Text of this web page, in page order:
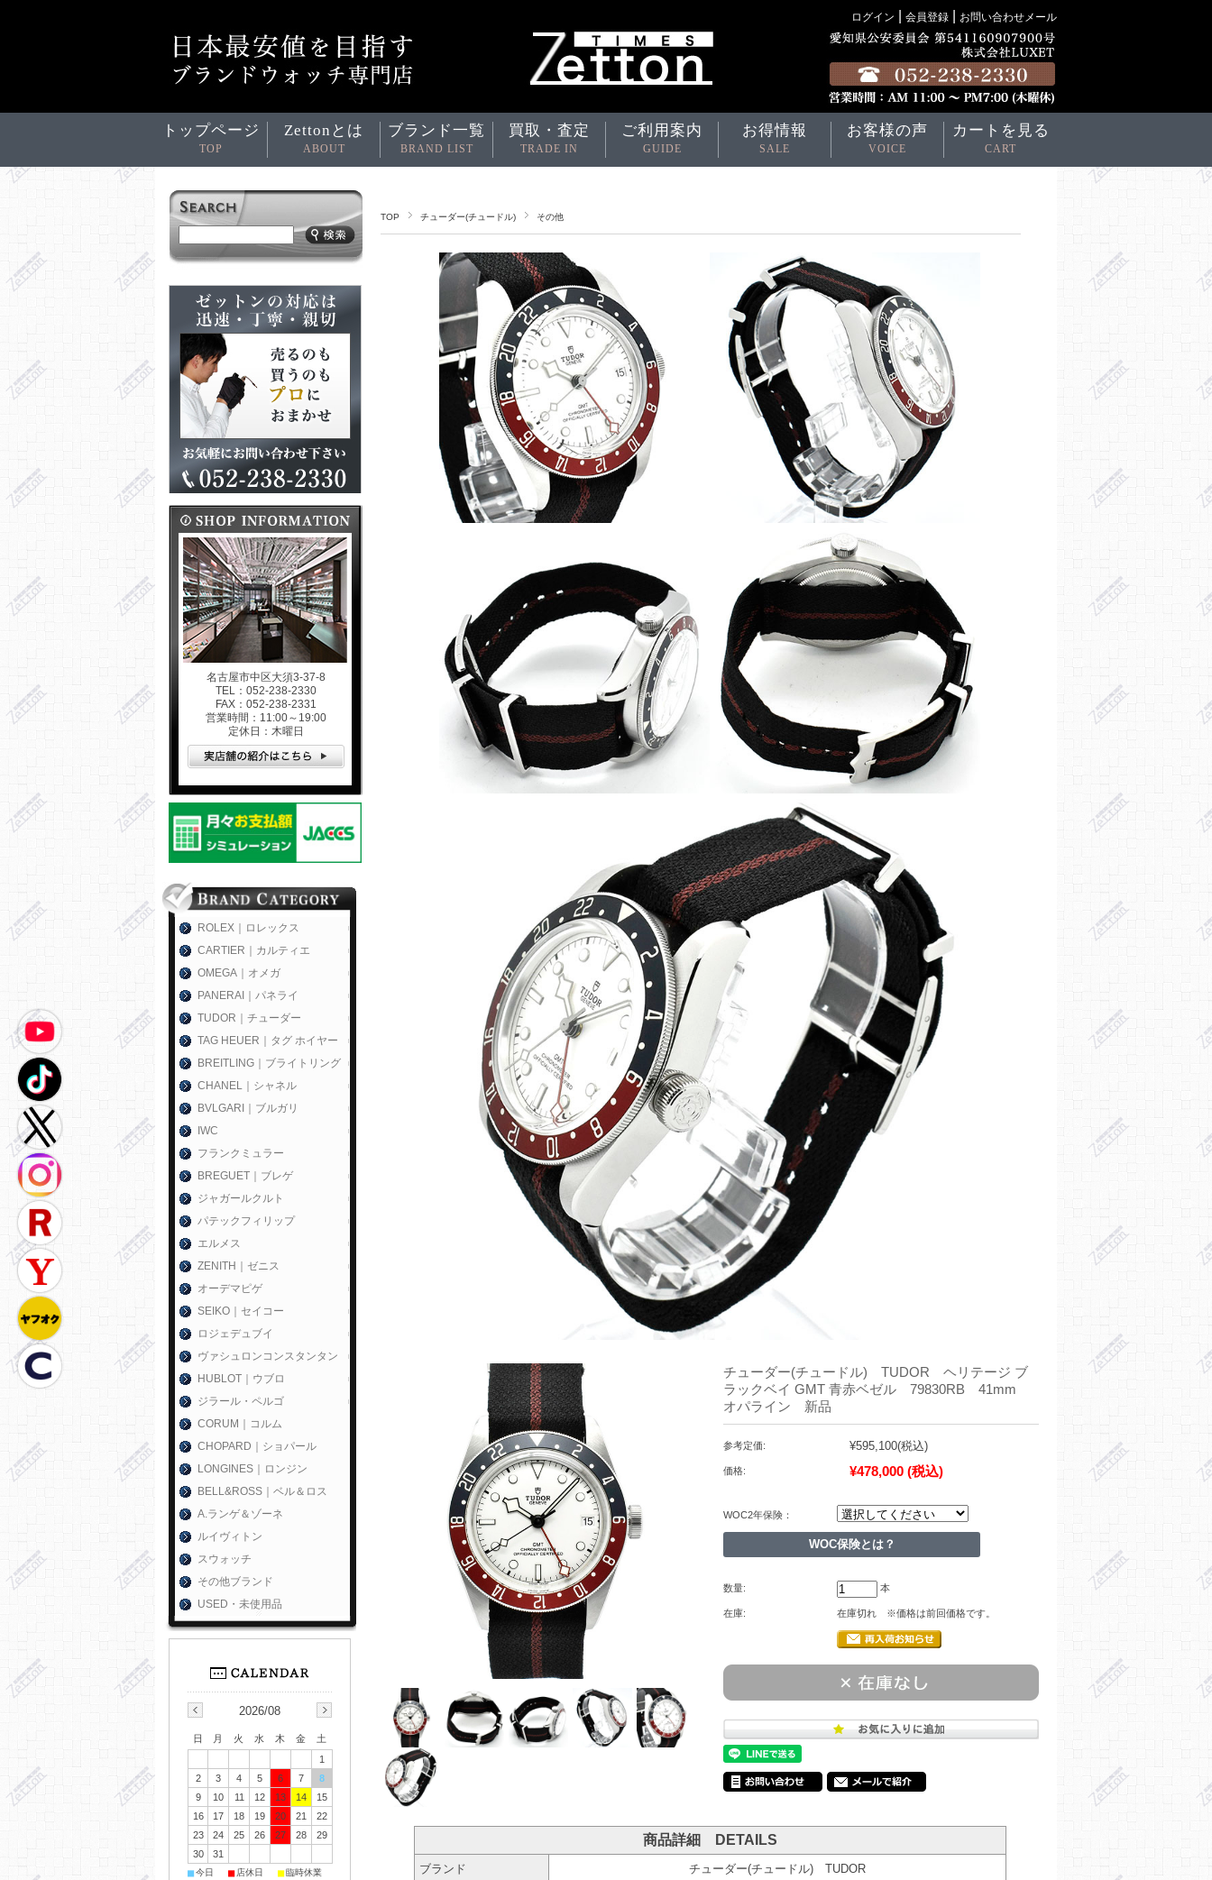
ログイン 会員登録 お問い合わせメール
トップページ
TOP
Zettonとは
ABOUT
ブランド一覧
BRAND LIST
買取・査定
TRADE IN
ご利用案内
GUIDE
お得情報
SALE
お客様の声
VOICE
カートを見る
CART
TOP チューダー(チュードル) その他
チューダー(チュードル) TUDOR ヘリテージ ブ
ラックベイ GMT 青赤ベゼル 79830RB 41mm
オパライン 新品
参考定価: ¥595,100(税込)
価格: ¥478,000 (税込)
WOC2年保険：
WOC保険とは？
数量: 本
在庫: 在庫切れ ※価格は前回価格です。
商品詳細 DETAILS
ブランド チューダー(チュードル) TUDOR
名古屋市中区大須3-37-8
TEL：052-238-2330
FAX：052-238-2331
営業時間：11:00～19:00
定休日：木曜日
ROLEX｜ロレックス
CARTIER｜カルティエ
OMEGA｜オメガ
PANERAI｜パネライ
TUDOR｜チューダー
TAG HEUER｜タグ ホイヤー
BREITLING｜ブライトリング
CHANEL｜シャネル
BVLGARI｜ブルガリ
IWC
フランクミュラー
BREGUET｜ブレゲ
ジャガールクルト
パテックフィリップ
エルメス
ZENITH｜ゼニス
オーデマピゲ
SEIKO｜セイコー
ロジェデュブイ
ヴァシュロンコンスタンタン
HUBLOT｜ウブロ
ジラール・ペルゴ
CORUM｜コルム
CHOPARD｜ショパール
LONGINES｜ロンジン
BELL&ROSS｜ベル＆ロス
A.ランゲ＆ゾーネ
ルイヴィトン
スウォッチ
その他ブランド
USED・未使用品
2026/08
日 月 火 水 木 金
土
1
2
3 4 5 6 7
8
9
10 11 12 13 14
15
16
17 18 19 20 21
22
23
24 25 26 27 28
29
30
31
■今日 ■ 店休日 ■臨時休業